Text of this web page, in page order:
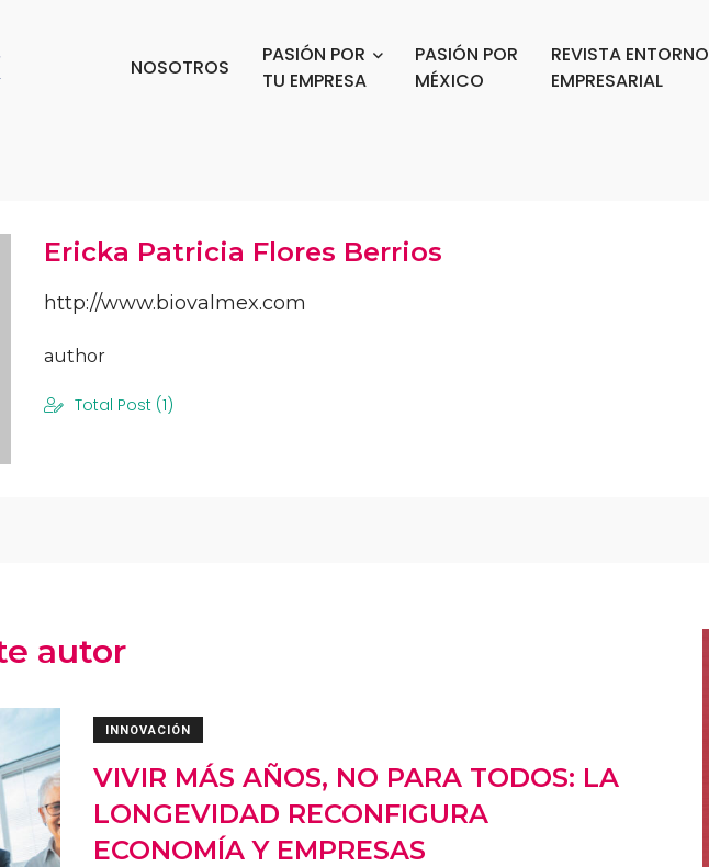
NOSOTROS
PASIÓN POR
TU EMPRESA
PASIÓN POR
MÉXICO
REVISTA ENTORNO
EMPRESARIAL
Ericka Patricia Flores Berrios
http://www.biovalmex.com
author
Total Post (1)
autor
INNOVACIÓN
VIVIR MÁS AÑOS, NO PARA TODOS: LA
LONGEVIDAD RECONFIGURA
ECONOMÍA Y EMPRESAS